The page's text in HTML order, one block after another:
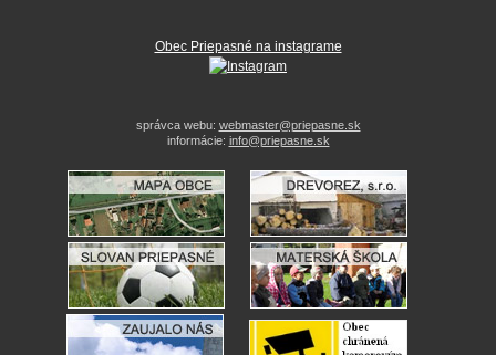
Obec Priepasné na instagrame
správca webu: webmaster@priepasne.sk
informácie: info@priepasne.sk